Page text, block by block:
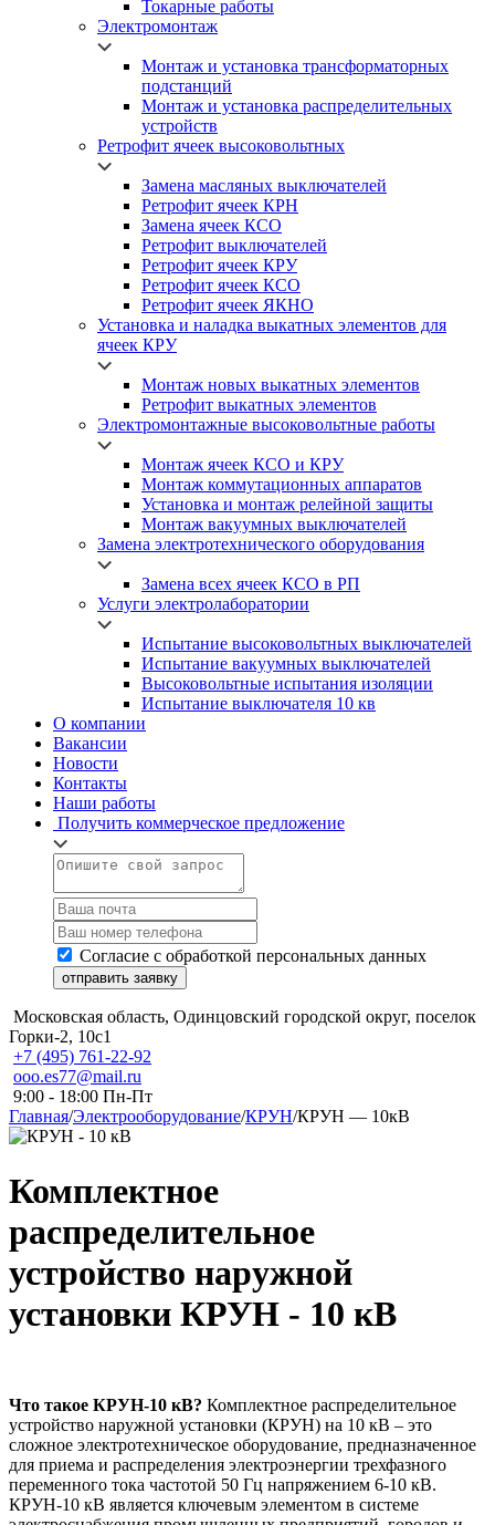
Токарные работы
Электромонтаж
Монтаж и установка трансформаторных
подстанций
Монтаж и установка распределительных
устройств
Ретрофит ячеек высоковольтных
Замена масляных выключателей
Ретрофит ячеек КРН
Замена ячеек КСО
Ретрофит выключателей
Ретрофит ячеек КРУ
Ретрофит ячеек КСО
Ретрофит ячеек ЯКНО
Установка и наладка выкатных элементов для
ячеек КРУ
Монтаж новых выкатных элементов
Ретрофит выкатных элементов
Электромонтажные высоковольтные работы
Монтаж ячеек КСО и КРУ
Монтаж коммутационных аппаратов
Установка и монтаж релейной защиты
Монтаж вакуумных выключателей
Замена электротехнического оборудования
Замена всех ячеек КСО в РП
Услуги электролаборатории
Испытание высоковольтных выключателей
Испытание вакуумных выключателей
Высоковольтные испытания изоляции
Испытание выключателя 10 кв
О компании
Вакансии
Новости
Контакты
Наши работы
Получить коммерческое предложение
Согласие с обработкой персональных данных
отправить заявку
Московская область, Одинцовский городской округ, поселок
Горки-2, 10с1
+7 (495) 761-22-92
ooo.es77@mail.ru
9:00 - 18:00 Пн-Пт
Главная/Электрооборудование/КРУН/КРУН — 10кВ
Комплектное
распределительное
устройство наружной
установки КРУН - 10 кВ
Что такое КРУН-10 кВ? Комплектное распределительное
устройство наружной установки (КРУН) на 10 кВ – это
сложное электротехническое оборудование, предназначенное
для приема и распределения электроэнергии трехфазного
переменного тока частотой 50 Гц напряжением 6-10 кВ.
КРУН-10 кВ является ключевым элементом в системе